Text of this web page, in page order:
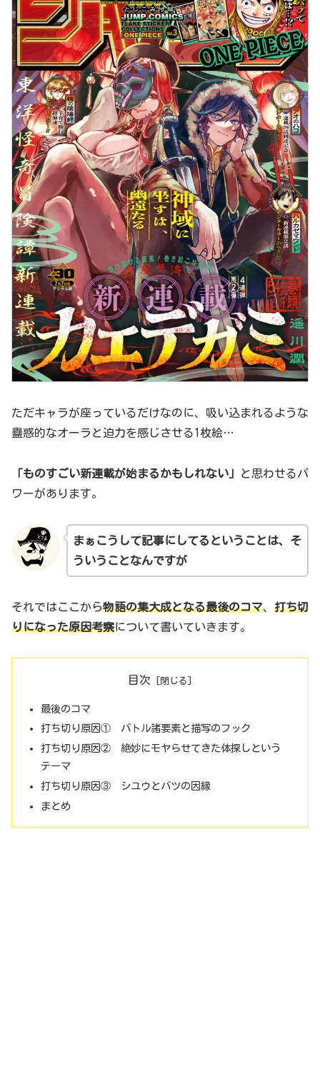
ただキャラが座っているだけなのに、吸い込まれるような
蠱惑的なオーラと迫力を感じさせる1枚絵…
「ものすごい新連載が始まるかもしれない」
と思わせるパ
ワーがあります。
まぁこうして記事にしてるということは、そ
ういうことなんですが
それではここから物語の集大成となる最後のコマ、 打ち切
りになった原因考察について書いていきます。
目次
最後のコマ
打ち切り原因① バトル諸要素と描写のフック
打ち切り原因② 絶妙にモヤらせてきた体探しという
テーマ
打ち切り原因③ シユウとバツの因縁
まとめ